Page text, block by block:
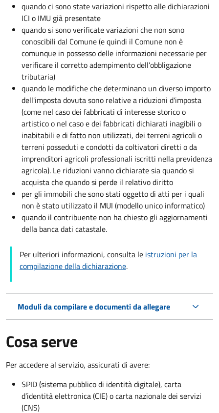
quando ci sono state variazioni rispetto alle dichiarazioni
ICI o IMU già presentate
quando si sono verificate variazioni che non sono
conoscibili dal Comune (e quindi il Comune non è
comunque in possesso delle informazioni necessarie per
verificare il corretto adempimento dell’obbligazione
tributaria)
quando le modifiche che determinano un diverso importo
dell'imposta dovuta sono relative a riduzioni d'imposta
(come nel caso dei fabbricati di interesse storico o
artistico o nel caso e dei fabbricati dichiarati inagibili o
inabitabili e di fatto non utilizzati, dei terreni agricoli o
terreni posseduti e condotti da coltivatori diretti o da
imprenditori agricoli professionali iscritti nella previdenza
agricola). Le riduzioni vanno dichiarate sia quando si
acquista che quando si perde il relativo diritto
per gli immobili che sono stati oggetto di atti per i quali
non è stato utilizzato il MUI (modello unico informatico)
quando il contribuente non ha chiesto gli aggiornamenti
della banca dati catastale.
Per ulteriori informazioni, consulta le istruzioni per la
compilazione della dichiarazione.
Moduli da compilare e documenti da allegare
Cosa serve
Per accedere al servizio, assicurati di avere:
SPID (sistema pubblico di identità digitale), carta
d’identità elettronica (CIE) o carta nazionale dei servizi
(CNS)